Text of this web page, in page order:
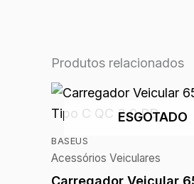
Produtos relacionados
BASEUS
ESGOTADO
Acessórios Veiculares
Carregador Veicular